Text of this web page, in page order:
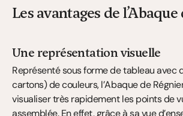
Les avantages de
Une représentation visuelle
Représenté sous forme de tableau avec
cartons) de couleurs, l’Abaque de
visualiser très rapidement les points de
assemblée. En effet, grâce à sa vue